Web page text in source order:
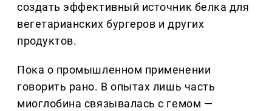
создать эффективный источник белка для
вегетарианских бургеров и других
продуктов.
Пока о промышленном применении
говорить рано. В опытах лишь часть
миоглобина связывалась с гемом —